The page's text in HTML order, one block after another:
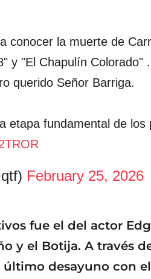
conocer la muerte de
y "El Chapulín Colorado"
querido Señor Barriga.
etapa fundamental de los
February 25, 2026
fue el del actor
y el Botija. A través
desayuno con